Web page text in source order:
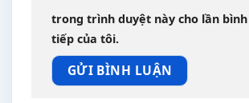
trong trình duyệt này cho lần
tiếp của tôi.